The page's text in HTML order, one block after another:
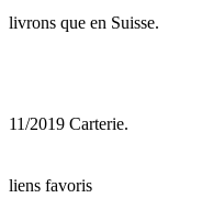
livrons que en Suisse.
11/2019 Carterie.
liens favoris